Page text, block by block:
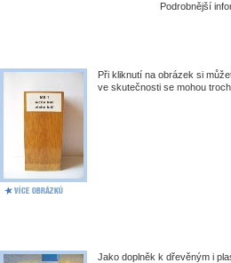
Podrobnější
Při kliknutí na obrázek si
ve skutečnosti se mohou
Jako doplněk k dřevěným i